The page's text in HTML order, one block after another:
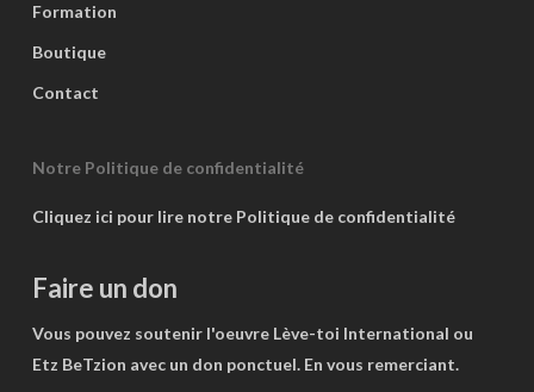
Formation
Boutique
Contact
Notre Politique de confidentialité
Cliquez ici pour lire notre Politique de confidentialité
Faire un don
Vous pouvez soutenir l'oeuvre Lève-toi International ou
Etz BeTzion avec un don ponctuel. En vous remerciant.